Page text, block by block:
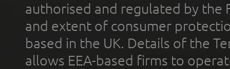
authorised and regulated by the
and extent of consumer
based in the UK. Details of the
allows EEA-based firms to